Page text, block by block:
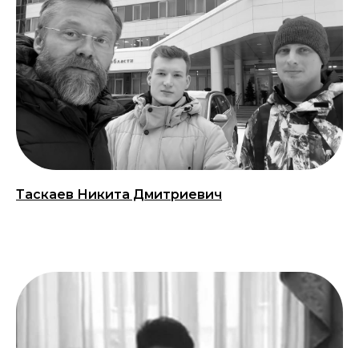
Таскаев Никита Дмитриевич